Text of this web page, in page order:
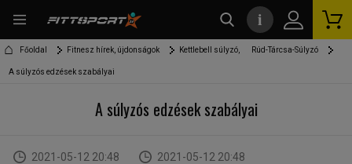
Főoldal Fitnesz hírek, újdonságok Kettlebell súlyzó, Rúd-Tárcsa-Súlyzó
A súlyzós edzések szabályai
A súlyzós edzések szabályai
2021-05-12 20:48
2021-05-12 20:48
i
kereső